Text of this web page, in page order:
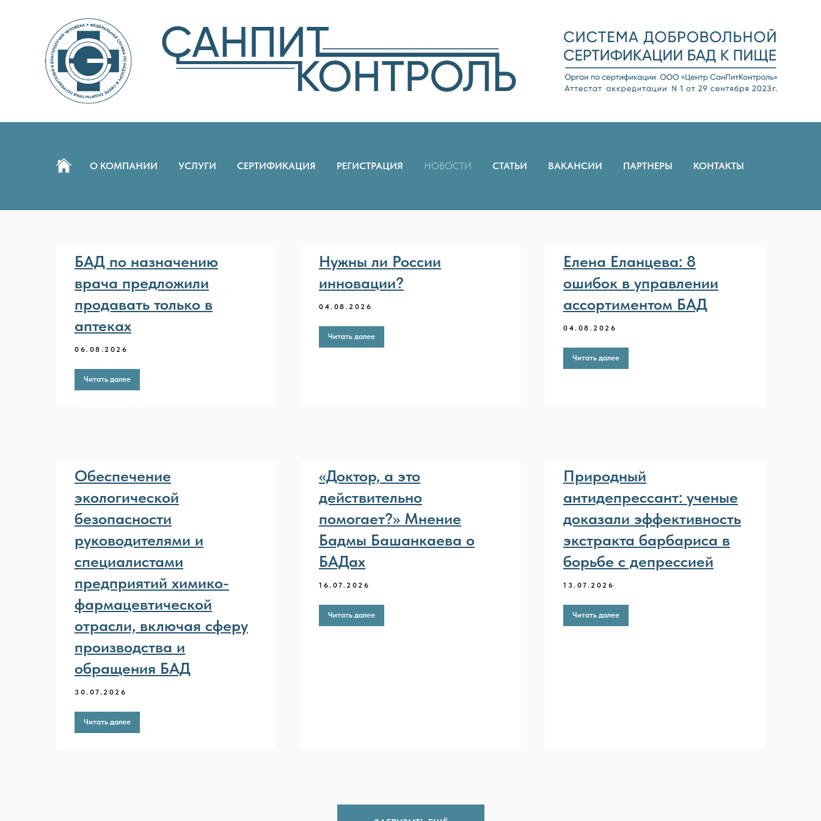
О КОМПАНИИ УСЛУГИ СЕРТИФИКАЦИЯ РЕГИСТРАЦИЯ НОВОСТИ СТАТЬИ ВАКАНСИИ ПАРТНЕРЫ КОНТАКТЫ
БАД по назначению
врача предложили
продавать только в
аптеках
06.08.2026
Читать далее
Нужны ли России
инновации?
04.08.2026
Читать далее
Елена Еланцева: 8
ошибок в управлении
ассортиментом БАД
04.08.2026
Читать далее
Обеспечение
экологической
безопасности
руководителями и
специалистами
предприятий химико-
фармацевтической
отрасли, включая сферу
производства и
обращения БАД
30.07.2026
Читать далее
«Доктор, а это
действительно
помогает?» Мнение
Бадмы Башанкаева о
БАДах
16.07.2026
Читать далее
Природный
антидепрессант: ученые
доказали эффективность
экстракта барбариса в
борьбе с депрессией
13.07.2026
Читать далее